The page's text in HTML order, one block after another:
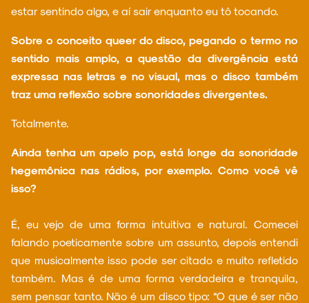
estar sentindo algo, e aí sair enquanto eu tô tocando.
Sobre o conceito queer do disco, pegando o termo no
sentido mais amplo, a questão da divergência está
expressa nas letras e no visual, mas o disco também
traz uma reflexão sobre sonoridades divergentes.
Totalmente.
Ainda tenha um apelo pop, está longe da sonoridade
hegemônica nas rádios, por exemplo. Como você vê
isso?
É, eu vejo de uma forma intuitiva e natural. Comecei
falando poeticamente sobre um assunto, depois entendi
que musicalmente isso pode ser citado e muito refletido
também. Mas é de uma forma verdadeira e tranquila,
sem pensar tanto. Não é um disco tipo: “O que é ser não